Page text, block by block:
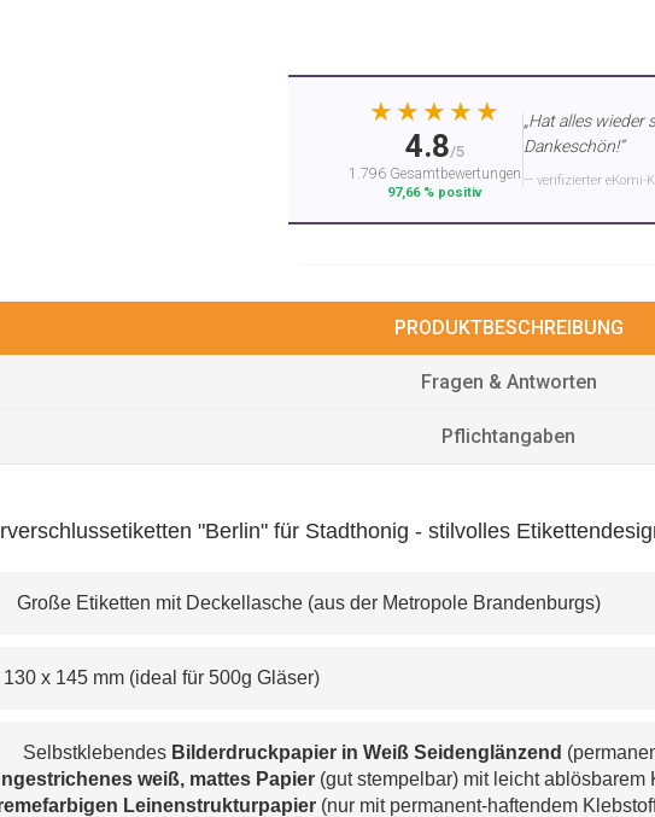
★★★★★
4.8/5
1.796 Gesamtbewertungen
97,66 % positiv
„Hat alles wieder
Dankeschön!“
— verifizierter
PRODUKTBESCHREIBUNG
Fragen & Antworten
Pflichtangaben
"Berlin" für Stadthonig - stilvolles
Große Etiketten mit Deckellasche (aus der Metropole Brandenburgs)
130 x 145 mm (ideal für 500g Gläser)
Selbstklebendes Bilderdruckpapier in Weiß Seidenglänzend
weiß, mattes Papier (gut stempelbar) mit leicht ablösbarem
Leinenstrukturpapier (nur mit permanent-haftendem